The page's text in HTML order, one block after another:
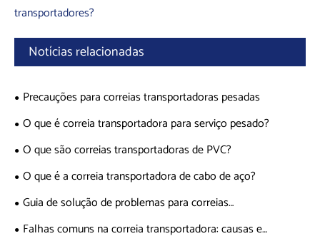
transportadores?
Notícias relacionadas
Precauções para correias transportadoras pesadas
O que é correia transportadora para serviço pesado?
O que são correias transportadoras de PVC?
O que é a correia transportadora de cabo de aço?
Guia de solução de problemas para correias
transportadoras de cabo de aço
Falhas comuns na correia transportadora: causas e